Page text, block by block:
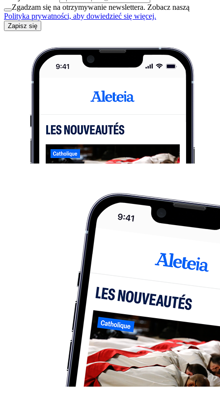
Zgadzam się na otrzymywanie newslettera. Zobacz naszą
Polityka prywatności, aby dowiedzieć się więcej.
Zapisz się